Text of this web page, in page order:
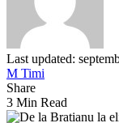
Last updated:
M Timi
Share
3 Min Read